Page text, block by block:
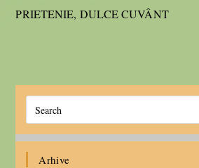
PRIETENIE, DULCE CUVÂNT
Arhive